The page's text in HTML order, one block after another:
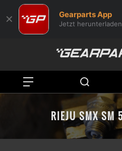
✕ Gearparts App
Jetzt herunterladen
RIEJU SMX SM